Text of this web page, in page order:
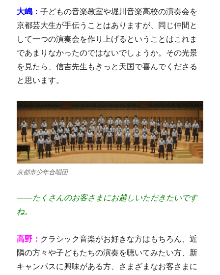
大嶋：子どもの音楽教室や堀川音楽高校の演奏会を
京都芸大生が手伝うことはありますが、同じ仲間と
して一つの演奏会を作り上げるということはこれま
であまりなかったのではないでしょうか。その光景
を見たら、信吉先生もきっと天国で喜んでくださる
と思います。
京都市少年合唱団
――たくさんのお客さまにお越しいただきたいです
ね。
高野： クラシック音楽がお好きな方はもちろん、近
隣の方々や子どもたちの演奏を聴いてみたい方、新
キャンパスに興味がある方、さまざまなお客さまに